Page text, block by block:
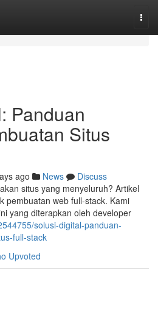
Panduan
Situs
ago News
Discuss
situs yang menyeluruh? Artikel
pembuatan web full-stack. Kami
yang diterapkan oleh developer
solusi-digital-panduan-
full-stack
Upvoted